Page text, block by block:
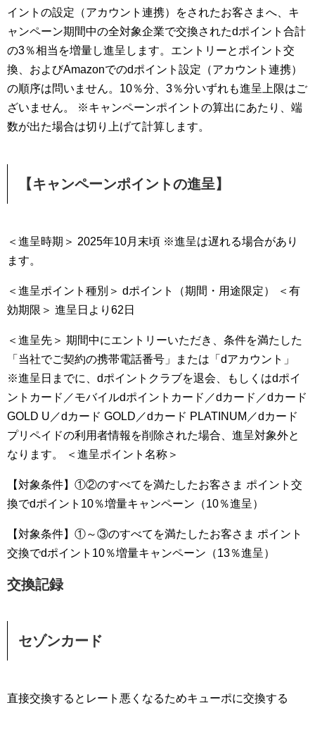
イントの設定（アカウント連携）をされたお客さまへ、キ
ャンペーン期間中の全対象企業で交換されたdポイント合計
の3％相当を増量し進呈します。エントリーとポイント交
換、およびAmazonでのdポイント設定（アカウント連携）
の順序は問いません。10％分、3％分いずれも進呈上限はご
ざいません。 ※キャンペーンポイントの算出にあたり、端
数が出た場合は切り上げて計算します。
【キャンペーンポイントの進呈】
＜進呈時期＞ 2025年10月末頃 ※進呈は遅れる場合があり
ます。
＜進呈ポイント種別＞ dポイント（期間・用途限定） ＜有
効期限＞ 進呈日より62日
＜進呈先＞ 期間中にエントリーいただき、条件を満たした
「当社でご契約の携帯電話番号」または「dアカウント」
※進呈日までに、dポイントクラブを退会、もしくはdポイ
ントカード／モバイルdポイントカード／dカード／dカード
GOLD U／dカード GOLD／dカード PLATINUM／dカード
プリペイドの利用者情報を削除された場合、進呈対象外と
なります。 ＜進呈ポイント名称＞
【対象条件】①②のすべてを満たしたお客さま ポイント交
換でdポイント10％増量キャンペーン（10％進呈）
【対象条件】①～③のすべてを満たしたお客さま ポイント
交換でdポイント10％増量キャンペーン（13％進呈）
交換記録
セゾンカード
直接交換するとレート悪くなるためキューポに交換する